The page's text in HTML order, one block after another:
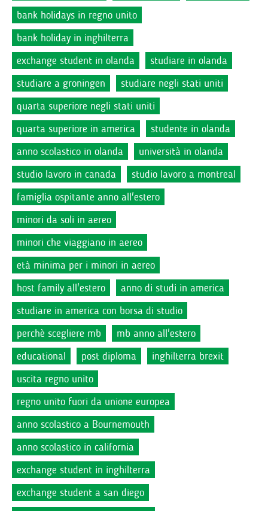
bank holidays in regno unito
bank holiday in inghilterra
exchange student in olanda
studiare in olanda
studiare a groningen
studiare negli stati uniti
quarta superiore negli stati uniti
quarta superiore in america
studente in olanda
anno scolastico in olanda
università in olanda
studio lavoro in canada
studio lavoro a montreal
famiglia ospitante anno all'estero
minori da soli in aereo
minori che viaggiano in aereo
età minima per i minori in aereo
host family all'estero
anno di studi in america
studiare in america con borsa di studio
perchè scegliere mb
mb anno all'estero
educational
post diploma
inghilterra brexit
uscita regno unito
regno unito fuori da unione europea
anno scolastico a Bournemouth
anno scolastico in california
exchange student in inghilterra
exchange student a san diego